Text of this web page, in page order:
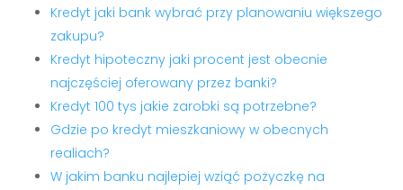
Kredyt jaki bank wybrać przy planowaniu większego
zakupu?
Kredyt hipoteczny jaki procent jest obecnie
najczęściej oferowany przez banki?
Kredyt 100 tys jakie zarobki są potrzebne?
Gdzie po kredyt mieszkaniowy w obecnych
realiach?
W jakim banku najlepiej wziąć pożyczkę na